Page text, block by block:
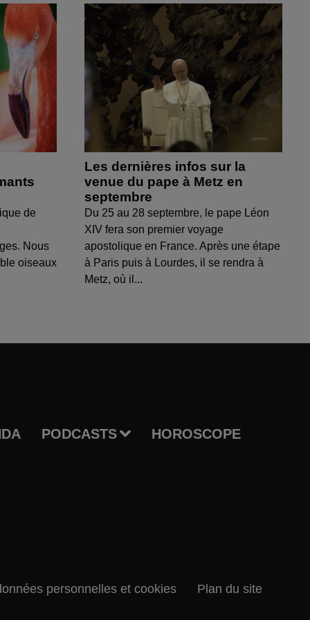
de
Nous
oiseaux
Les dernières infos sur la
venue du pape à Metz en
septembre
Du 25 au 28 septembre, le pape Léon
XIV fera son premier voyage
apostolique en France. Après une étape
à Paris puis à Lourdes, il se rendra à
Metz, où il...
PODCASTS HOROSCOPE
personnelles et cookies Plan du site